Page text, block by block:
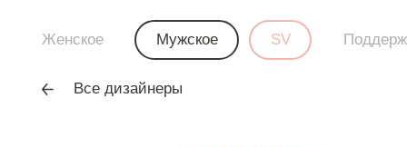
Женское Мужское SV
Все дизайнеры